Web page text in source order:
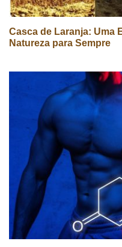
Casca de Laranja: Uma
Natureza para Sempre